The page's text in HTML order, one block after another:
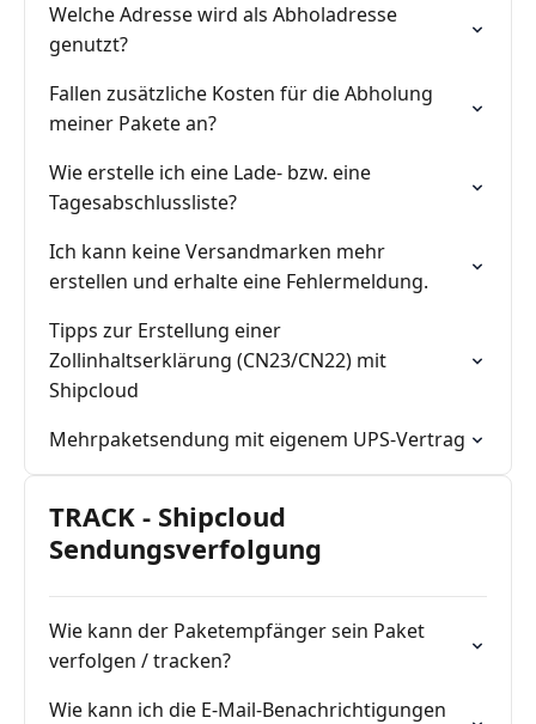
Welche Adresse wird als Abholadresse
genutzt?
Fallen zusätzliche Kosten für die Abholung
meiner Pakete an?
Wie erstelle ich eine Lade- bzw. eine
Tagesabschlussliste?
Ich kann keine Versandmarken mehr
erstellen und erhalte eine Fehlermeldung.
Tipps zur Erstellung einer
Zollinhaltserklärung (CN23/CN22) mit
Shipcloud
Mehrpaketsendung mit eigenem UPS-Vertrag
TRACK - Shipcloud
Sendungsverfolgung
Wie kann der Paketempfänger sein Paket
verfolgen / tracken?
Wie kann ich die E-Mail-Benachrichtigungen